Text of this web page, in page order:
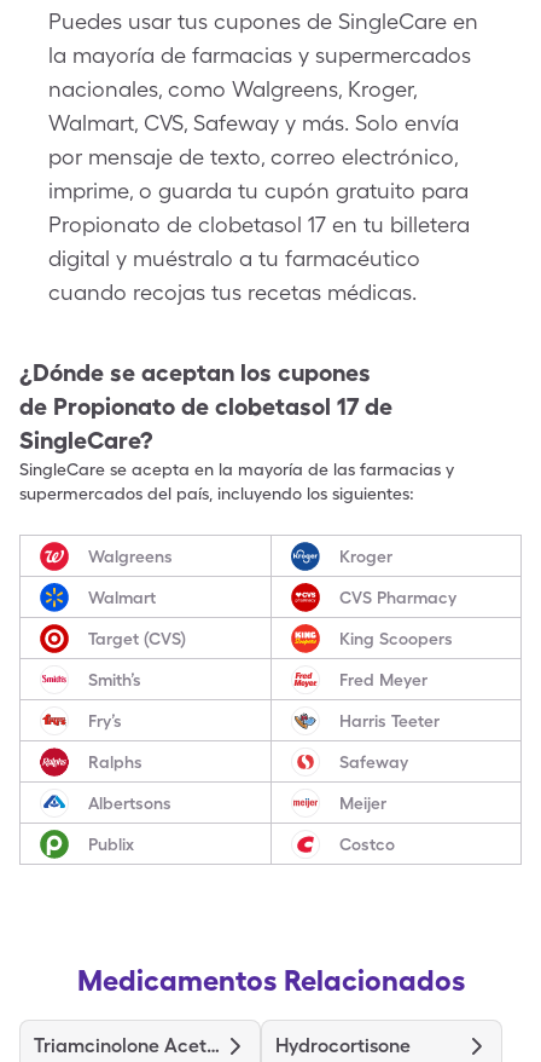
Puedes usar tus cupones de SingleCare en
la mayoría de farmacias y supermercados
nacionales, como Walgreens, Kroger,
Walmart, CVS, Safeway y más. Solo envía
por mensaje de texto, correo electrónico,
imprime, o guarda tu cupón gratuito para
Propionato de clobetasol 17 en tu billetera
digital y muéstralo a tu farmacéutico
cuando recojas tus recetas médicas.
¿Dónde se aceptan los cupones
de Propionato de clobetasol 17 de
SingleCare?
SingleCare se acepta en la mayoría de las farmacias y
supermercados del país, incluyendo los siguientes:
Walgreens Kroger
Walmart CVS Pharmacy
Target (CVS) King Scoopers
Smith’s Fred Meyer
Fry’s Harris Teeter
Ralphs Safeway
Albertsons Meijer
Publix Costco
Medicamentos Relacionados
Triamcinolone Acetonide Hydrocortisone